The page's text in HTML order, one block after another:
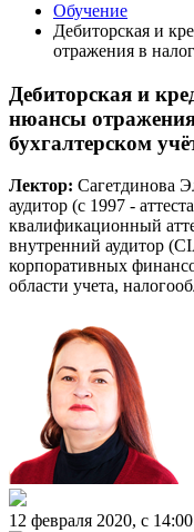
Обучение
Дебиторская и
отражения в
Дебиторская и
нюансы
бухгалтерском
Лектор: Сагетдинова
аудитор (c 1997 -
квалификационный
внутренний аудитор
корпоративных
области учета,
12 февраля 2020, c